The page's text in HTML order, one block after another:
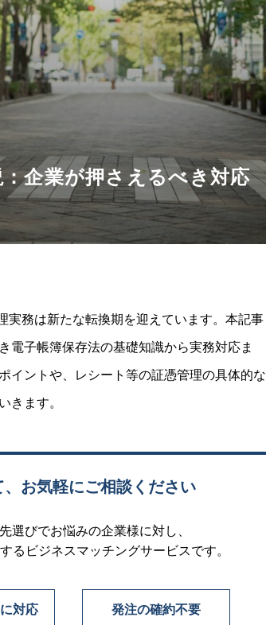
企業が押さえるべき対応
実務は新たな転換期を迎えています。本記事
電子帳簿保存法の基礎知識から実務対応ま
イントや、レシート等の証憑管理の具体的な
きます。
お気軽にご相談ください
選びでお悩みの企業様に対し、
るビジネスマッチングサービスです。
対応 発注の確約不要